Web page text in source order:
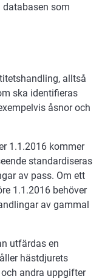
som
alltså
ska identifieras
åsnor och
1.1.2016 kommer
standardiseras
av pass. Om ett
1.1.2016 behöver
av gammal
utfärdas en
hästdjurets
andra uppgifter